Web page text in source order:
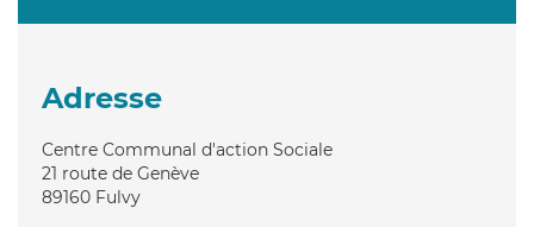
Adresse
Centre Communal d'action Sociale
21 route de Genève
89160 Fulvy